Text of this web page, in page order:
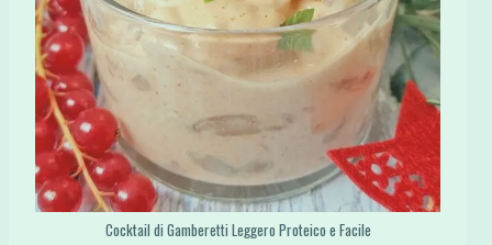
Cocktail di Gamberetti Leggero Proteico e Facile